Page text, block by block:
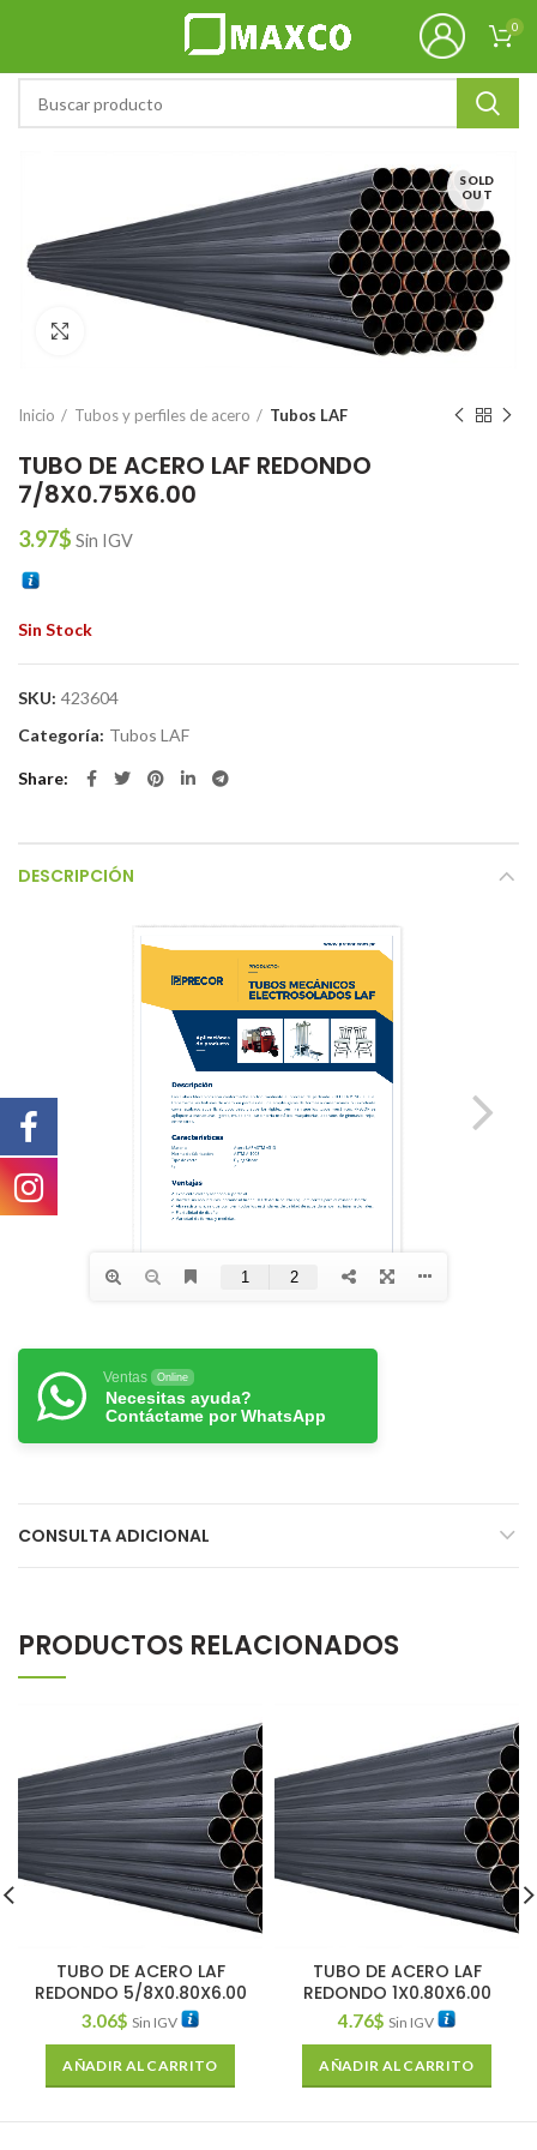
0
SOLD
OUT
Inicio Tubos y perfiles de acero Tubos LAF
TUBO DE ACERO LAF REDONDO
7/8X0.75X6.00
3.97$ Sin IGV
Sin Stock
SKU: 423604
Categoría: Tubos LAF
Share
DESCRIPCIÓN
Ventas Online
Necesitas ayuda?
Contáctame por WhatsApp
CONSULTA ADICIONAL
PRODUCTOS RELACIONADOS
TUBO DE ACERO LAF
REDONDO 5/8X0.80X6.00
3.06$ Sin IGV
AÑADIR AL CARRITO
TUBO DE ACERO LAF
REDONDO 1X0.80X6.00
4.76$ Sin IGV
AÑADIR AL CARRITO